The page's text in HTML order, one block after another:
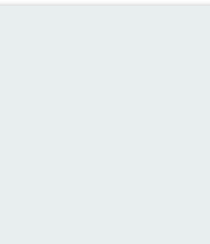
разной планировки. Строились с
квартир (например, у
до 30 см. Размер окон в 121 серии